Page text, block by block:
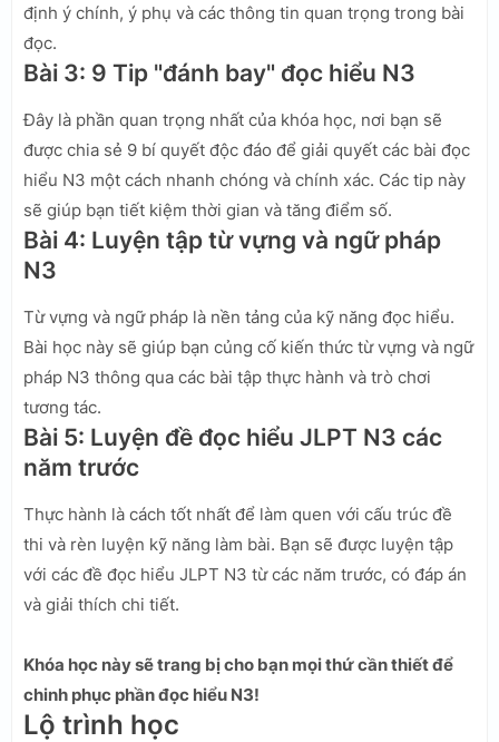
định ý chính, ý phụ và các thông tin quan trọng trong bài
đọc.
Bài 3: 9 Tip "đánh bay" đọc hiểu N3
Đây là phần quan trọng nhất của khóa học, nơi bạn sẽ
được chia sẻ 9 bí quyết độc đáo để giải quyết các bài đọc
hiểu N3 một cách nhanh chóng và chính xác. Các tip này
sẽ giúp bạn tiết kiệm thời gian và tăng điểm số.
Bài 4: Luyện tập từ vựng và ngữ pháp
N3
Từ vựng và ngữ pháp là nền tảng của kỹ năng đọc hiểu.
Bài học này sẽ giúp bạn củng cố kiến thức từ vựng và ngữ
pháp N3 thông qua các bài tập thực hành và trò chơi
tương tác.
Bài 5: Luyện đề đọc hiểu JLPT N3 các
năm trước
Thực hành là cách tốt nhất để làm quen với cấu trúc đề
thi và rèn luyện kỹ năng làm bài. Bạn sẽ được luyện tập
với các đề đọc hiểu JLPT N3 từ các năm trước, có đáp án
và giải thích chi tiết.
Khóa học này sẽ trang bị cho bạn mọi thứ cần thiết để
chinh phục phần đọc hiểu N3!
Lộ trình học